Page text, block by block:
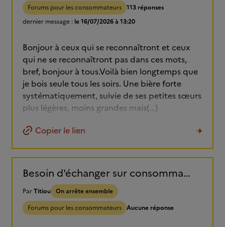
Forums pour les consommateurs 113 réponses
dernier message : le 16/07/2026 à 13:20
Bonjour à ceux qui se reconnaîtront et ceux
qui ne se reconnaîtront pas dans ces mots,
bref, bonjour à tous.Voilà bien longtemps que
je bois seule tous les soirs. Une bière forte
systématiquement, suivie de ses petites sœurs
plus légères, moins grandes mais(...)
Copier le lien
Besoin d'échanger sur consommation excessive d'alcool tous les jours
ParTitiou On arrête ensemble
Forums pour les consommateurs Aucune réponse